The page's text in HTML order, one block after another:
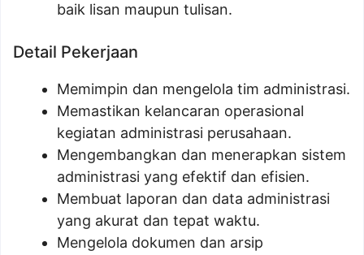
baik lisan maupun tulisan.
Detail Pekerjaan
Memimpin dan mengelola tim administrasi.
Memastikan kelancaran operasional
kegiatan administrasi perusahaan.
Mengembangkan dan menerapkan sistem
administrasi yang efektif dan efisien.
Membuat laporan dan data administrasi
yang akurat dan tepat waktu.
Mengelola dokumen dan arsip